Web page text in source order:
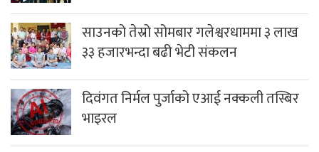
साउनको तेस्रो सोमबार गलेश्वरधाममा ३ लाख
३३ हजारभन्दा बढी भेटी संकलन
दिवंगत निर्मल पुर्जाको एआई नक्कली तस्बिर
भाइरल